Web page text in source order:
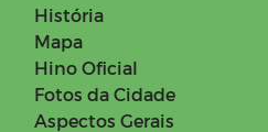
História
Mapa
Hino Oficial
Fotos da Cidade
Aspectos Gerais